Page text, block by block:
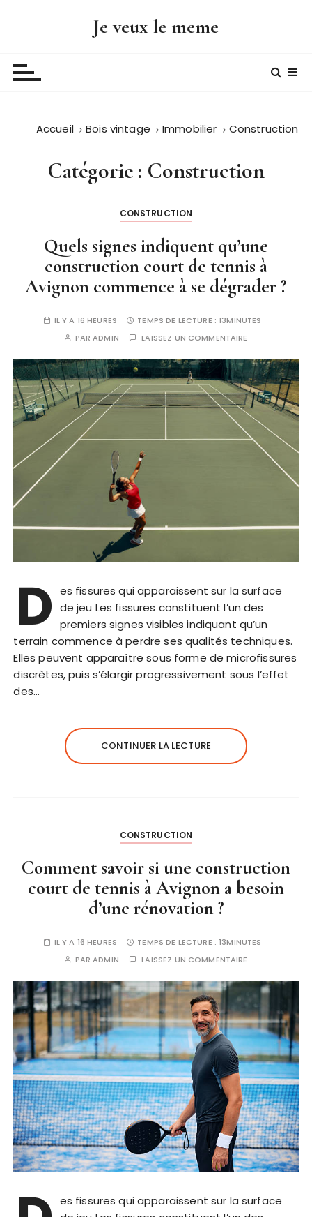
Je veux le meme
Accueil Bois vintage Immobilier Construction
Catégorie : Construction
CONSTRUCTION
Quels signes indiquent qu’une
construction court de tennis à
Avignon commence à se dégrader ?
IL Y A 16 HEURES TEMPS DE LECTURE :13MINUTES
PARADMIN LAISSEZ UN COMMENTAIRE
D es fissures qui apparaissent sur la surface
de jeu Les fissures constituent l’un des
premiers signes visibles indiquant qu’un
terrain commence à perdre ses qualités techniques.
Elles peuvent apparaître sous forme de microfissures
discrètes, puis s’élargir progressivement sous l’effet
des…
CONTINUER LA LECTURE
CONSTRUCTION
Comment savoir si une construction
court de tennis à Avignon a besoin
d’une rénovation ?
IL Y A 16 HEURES TEMPS DE LECTURE :13MINUTES
PARADMIN LAISSEZ UN COMMENTAIRE
es fissures qui apparaissent sur la surface